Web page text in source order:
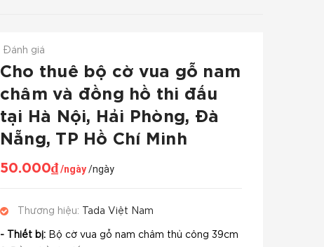
Đánh giá
Cho thuê bộ cờ vua gỗ nam
châm và đồng hồ thi đấu
tại Hà Nội, Hải Phòng, Đà
Nẵng, TP Hồ Chí Minh
50.000₫/ngày/ngày
Thương hiệu: Tada Việt Nam
- Thiết bị: Bộ cờ vua gỗ nam châm thủ công 39cm